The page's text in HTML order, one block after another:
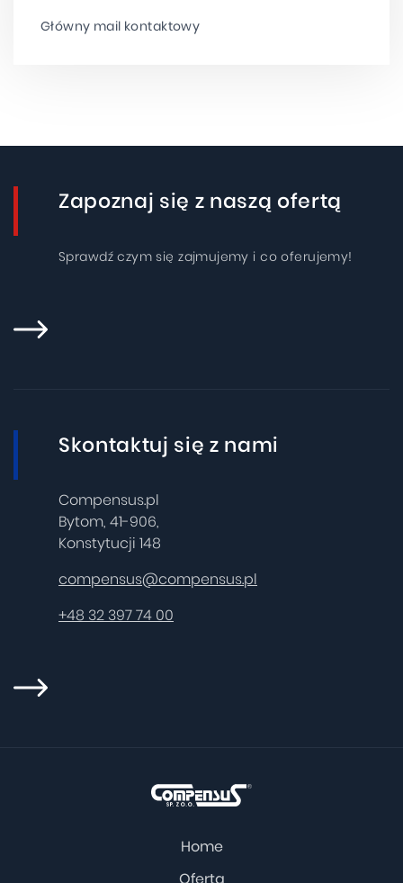
Główny mail kontaktowy
Zapoznaj się z naszą ofertą
Sprawdź czym się zajmujemy i co oferujemy!
Skontaktuj się z nami
Compensus.pl
Bytom, 41-906,
Konstytucji 148
compensus@compensus.pl
+48 32 397 74 00
Home